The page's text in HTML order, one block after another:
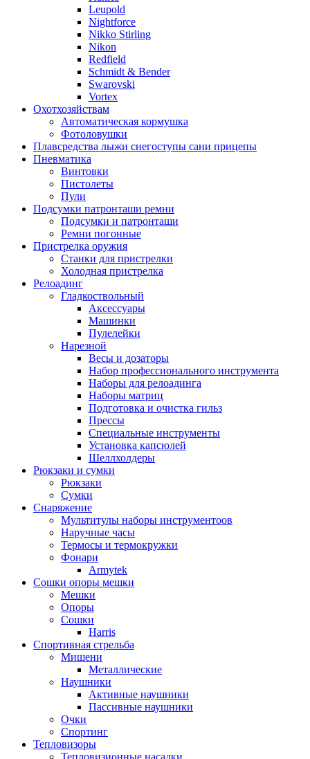
Leupold
Nightforce
Nikko Stirling
Nikon
Redfield
Schmidt & Bender
Swarovski
Vortex
Охотхозяйствам
Автоматическая кормушка
Фотоловушки
Плавсредства лыжи снегоступы сани прицепы
Пневматика
Винтовки
Пистолеты
Пули
Подсумки патронташи ремни
Подсумки и патронташи
Ремни погонные
Пристрелка оружия
Станки для пристрелки
Холодная пристрелка
Релоадинг
Гладкоствольный
Аксессуары
Машинки
Пулелейки
Нарезной
Весы и дозаторы
Набор профессионального инструмента
Наборы для релоадинга
Наборы матриц
Подготовка и очистка гильз
Прессы
Специальные инструменты
Установка капсюлей
Шеллхолдеры
Рюкзаки и сумки
Рюкзаки
Сумки
Снаряжение
Мультитулы наборы инструментоов
Наручные часы
Термосы и термокружки
Фонари
Armytek
Сошки опоры мешки
Мешки
Опоры
Сошки
Harris
Спортивная стрельба
Мишени
Металлические
Наушники
Активные наушники
Пассивные наушники
Очки
Спортинг
Тепловизоры
Тепловизионные насадки